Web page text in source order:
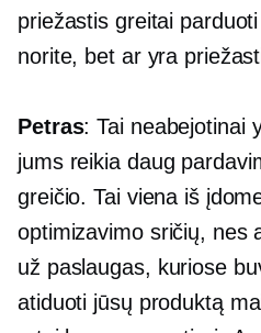
priežastis greitai
norite, bet ar yra
Petras: Tai neabejotinai
jums reikia daug
greičio. Tai viena iš
optimizavimo sričių, nes
už paslaugas, kuriose
atiduoti jūsų produktą